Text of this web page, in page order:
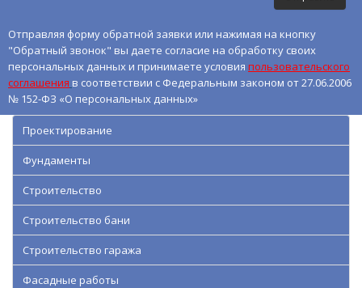
Отправляя форму обратной заявки или нажимая на кнопку
"Обратный звонок" вы даете согласие на обработку своих
персональных данных и принимаете условия пользовательского
соглашения в соответствии с Федеральным законом от 27.06.2006
№ 152-ФЗ «О персональных данных»
Проектирование
Фундаменты
Строительство
Строительство бани
Строительство гаража
Фасадные работы